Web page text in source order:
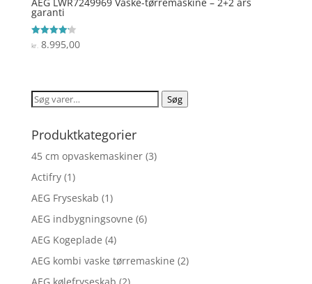
AEG LWR7249969 Vaske-tørremaskine – 2+2 års
garanti
Vurderet
4.2
kr.8.995,00
Søg
Søg
Produktkategorier
45 cm opvaskemaskiner (3)
Actifry (1)
AEG Fryseskab (1)
AEG indbygningsovne (6)
AEG Kogeplade (4)
AEG kombi vaske tørremaskine (2)